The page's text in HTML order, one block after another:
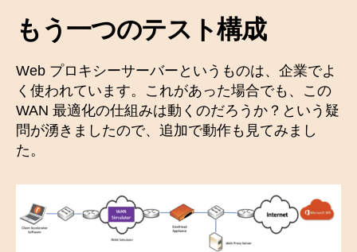
もう一つのテスト構成
Web プロキシーサーバーというものは、企業でよ
く使われています。これがあった場合でも、この
WAN 最適化の仕組みは動くのだろうか？という疑
問が湧きましたので、追加で動作も見てみまし
た。